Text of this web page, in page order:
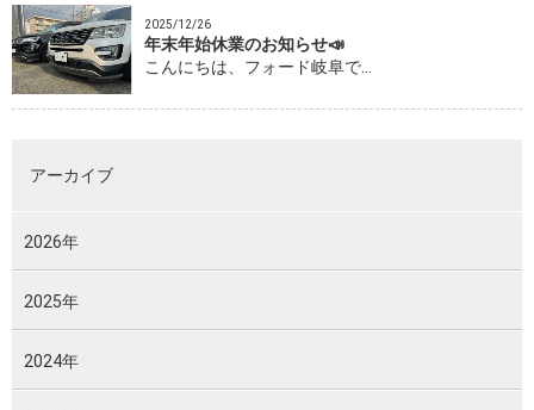
2025/12/26
年末年始休業のお知らせ📣
こんにちは、フォード岐阜で…
アーカイブ
2026年
2025年
2024年